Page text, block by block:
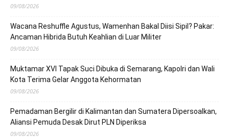
09/08/2026
Wacana Reshuffle Agustus, Wamenhan Bakal Diisi Sipil? Pakar:
Ancaman Hibrida Butuh Keahlian di Luar Militer
09/08/2026
Muktamar XVI Tapak Suci Dibuka di Semarang, Kapolri dan Wali
Kota Terima Gelar Anggota Kehormatan
09/08/2026
Pemadaman Bergilir di Kalimantan dan Sumatera Dipersoalkan,
Aliansi Pemuda Desak Dirut PLN Diperiksa
09/08/2026